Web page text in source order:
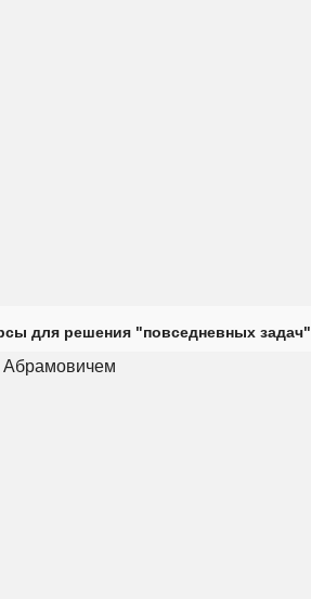
для решения "повседневных задач"